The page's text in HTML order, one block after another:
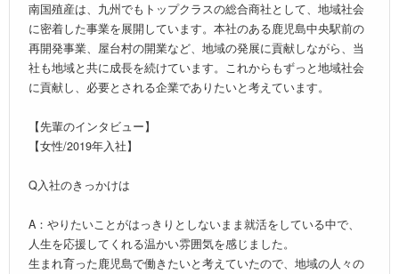
南国殖産は、九州でもトップクラスの総合商社として、地域社会
に密着した事業を展開しています。本社のある鹿児島中央駅前の
再開発事業、屋台村の開業など、地域の発展に貢献しながら、当
社も地域と共に成長を続けています。これからもずっと地域社会
に貢献し、必要とされる企業でありたいと考えています。
【先輩のインタビュー】
【女性/2019年入社】
Q入社のきっかけは
A：やりたいことがはっきりとしないまま就活をしている中で、
人生を応援してくれる温かい雰囲気を感じました。
生まれ育った鹿児島で働きたいと考えていたので、地域の人々の